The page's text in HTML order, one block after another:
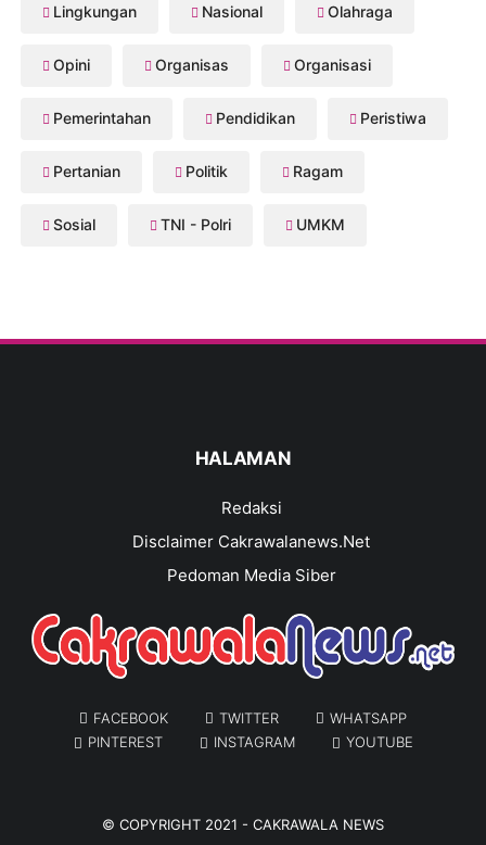
Lingkungan Nasional Olahraga
Opini Organisas Organisasi
Pemerintahan Pendidikan Peristiwa
Pertanian Politik Ragam
Sosial TNI - Polri UMKM
HALAMAN
Redaksi
Disclaimer Cakrawalanews.Net
Pedoman Media Siber
FACEBOOK TWITTER
WHATSAPP
PINTEREST
INSTAGRAM YOUTUBE
© COPYRIGHT 2021 - CAKRAWALA NEWS